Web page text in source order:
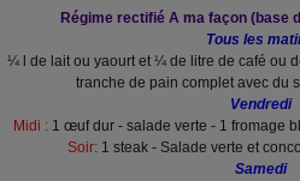
Régime rectifié A ma façon (base
Tous les
¼ l de lait ou yaourt et ¼ de litre de café ou
tranche de pain complet avec du
Vendredi
Midi : 1 œuf dur - salade verte - 1 fromage
Soir: 1 steak - Salade verte et
Samedi